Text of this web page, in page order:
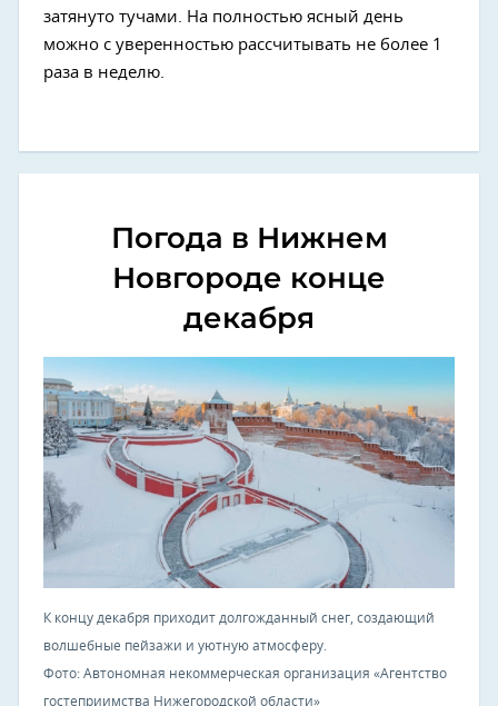
затянуто тучами. На полностью ясный день
можно с уверенностью рассчитывать не более 1
раза в неделю.
Погода в Нижнем
Новгороде конце
декабря
К концу декабря приходит долгожданный снег, создающий
волшебные пейзажи и уютную атмосферу.
Фото: Автономная некоммерческая организация «Агентство
гостеприимства Нижегородской области»